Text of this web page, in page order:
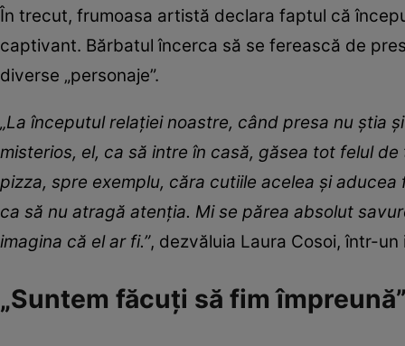
În trecut, frumoasa artistă declara faptul că
captivant. Bărbatul încerca să se ferească de
diverse „personaje”.
„La începutul relației noastre, când presa nu știa
misterios, el, ca să intre în casă, găsea tot felul
pizza, spre exemplu, căra cutiile acelea și
ca să nu atragă atenția. Mi se părea absolut
imagina că el ar fi.”, dezvăluia Laura Cosoi, într-
„Suntem făcuți să fim